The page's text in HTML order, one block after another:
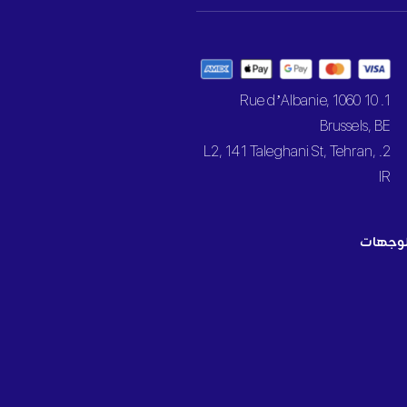
1. 10 Rue d’Albanie, 1060
Brussels, BE
2. L2, 141 Taleghani St, Tehran,
IR